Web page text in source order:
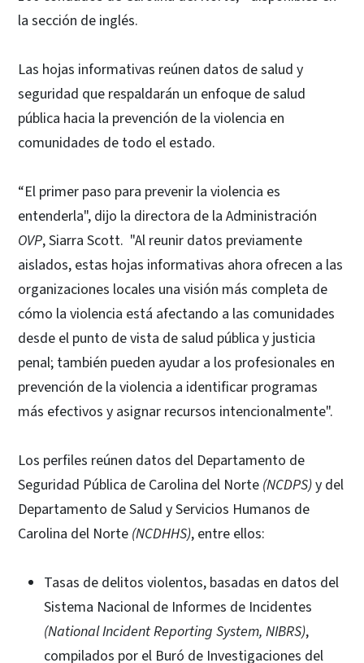
la sección de inglés.
Las hojas informativas reúnen datos de salud y
seguridad que respaldarán un enfoque de salud
pública hacia la prevención de la violencia en
comunidades de todo el estado.
“El primer paso para prevenir la violencia es
entenderla", dijo la directora de la Administración
OVP, Siarra Scott. "Al reunir datos previamente
aislados, estas hojas informativas ahora ofrecen a las
organizaciones locales una visión más completa de
cómo la violencia está afectando a las comunidades
desde el punto de vista de salud pública y justicia
penal; también pueden ayudar a los profesionales en
prevención de la violencia a identificar programas
más efectivos y asignar recursos intencionalmente".
Los perfiles reúnen datos del Departamento de
Seguridad Pública de Carolina del Norte (NCDPS)y del
Departamento de Salud y Servicios Humanos de
Carolina del Norte (NCDHHS), entre ellos:
Tasas de delitos violentos, basadas en datos del
Sistema Nacional de Informes de Incidentes
(National Incident Reporting System, NIBRS),
compilados por el Buró de Investigaciones del